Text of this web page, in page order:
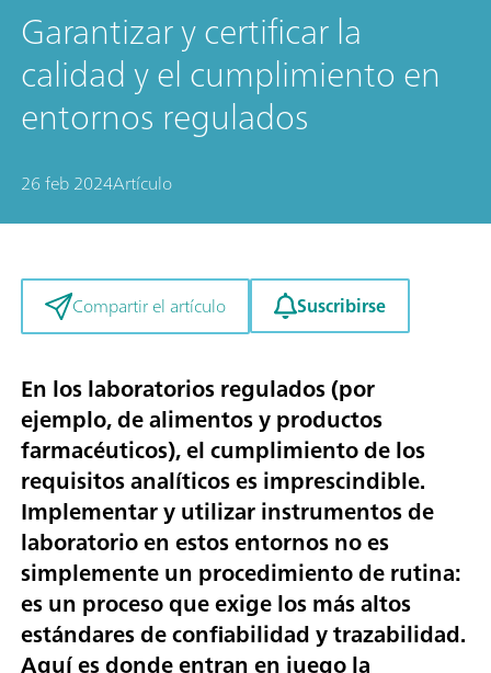
Garantizar y certificar la
calidad y el cumplimiento en
entornos regulados
26 feb 2024Artículo
Compartir el artículo Suscribirse
En los laboratorios regulados (por
ejemplo, de alimentos y productos
farmacéuticos), el cumplimiento de los
requisitos analíticos es imprescindible.
Implementar y utilizar instrumentos de
laboratorio en estos entornos no es
simplemente un procedimiento de rutina:
es un proceso que exige los más altos
estándares de confiabilidad y trazabilidad.
Aquí es donde entran en juego la